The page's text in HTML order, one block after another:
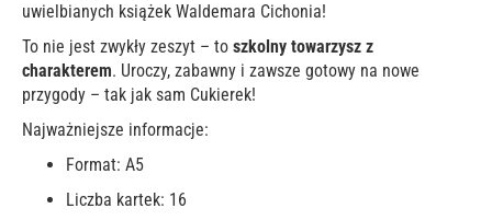
uwielbianych książek Waldemara Cichonia!
To nie jest zwykły zeszyt – to szkolny towarzysz z
charakterem. Uroczy, zabawny i zawsze gotowy na nowe
przygody – tak jak sam Cukierek!
Najważniejsze informacje:
Format: A5
Liczba kartek: 16